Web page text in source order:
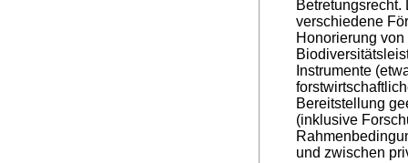
verschiedene
Honorierung
Instrumente
Bereitstellung
(inklusive
und zwischen